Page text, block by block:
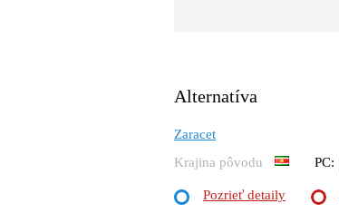
Alternatíva
Zaracet
Krajina pôvodu
PC:
Pozrieť detaily